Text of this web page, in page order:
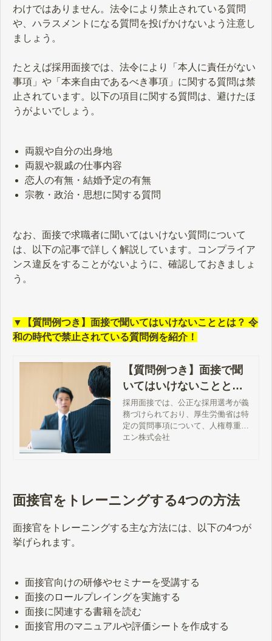
わけではありません。法令により禁止されている質問
や、ハラスメントになる質問を投げかけないよう注意し
ましょう。
たとえば採用面接では、法令により「本人に責任がない
事項」や「本来自由であるべき事項」に関する質問は禁
止されています。以下の項目に関する質問は、避けたほ
うがよいでしょう。
両親や自分の出身地
両親や親戚の仕事内容
恋人の有無・結婚予定の有無
宗教・政治・思想に関する質問
なお、面接で求職者に聞いてはいけない質問について
は、以下の記事で詳しく解説しています。コンプライア
ンス違反をすることがないように、確認しておきましょ
う。
▼【質問例つき】面接で聞いてはいけないこととは？ 令
和の時代で禁止されている質問例を紹介！
【質問例つき】面接で聞
いてはいけないことと
は？ 令和の時代で禁止さ
れている質問例を紹介！
採用面接では、公正な採用選考が義
務づけられており、厚生労働省は特
定の質問事項について、人権尊重の
観点から配慮すべきとしています。
れている質問事項は細かく定められ
ているため、「どのような質問をし
注意点はあるのか」などと気になる
いことについて質問例とともに紹介
します。
エン株式会社
面接官をトレーニングする4つの方法
面接官をトレーニングする主な方法には、以下の4つが
挙げられます。
面接官向けの研修やセミナーを受講する
面接のロールプレイングを実施する
面接に関連する書籍を読む
面接官用のマニュアルや評価シートを作成する